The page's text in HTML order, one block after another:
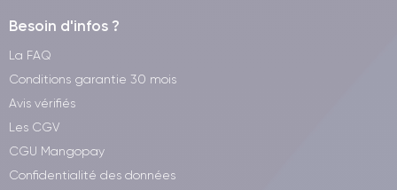
Besoin d'infos ?
La FAQ
Conditions garantie 30 mois
Avis vérifiés
Les CGV
CGU Mangopay
Confidentialité des données